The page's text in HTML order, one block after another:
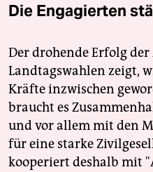
Die Engagierten
Der drohende Erfolg
Landtagswahlen zeigt,
Kräfte inzwischen
braucht es
und vor allem mit den
für eine starke
kooperiert deshalb mit